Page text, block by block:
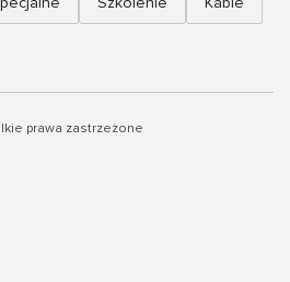
prawa zastrzeżone